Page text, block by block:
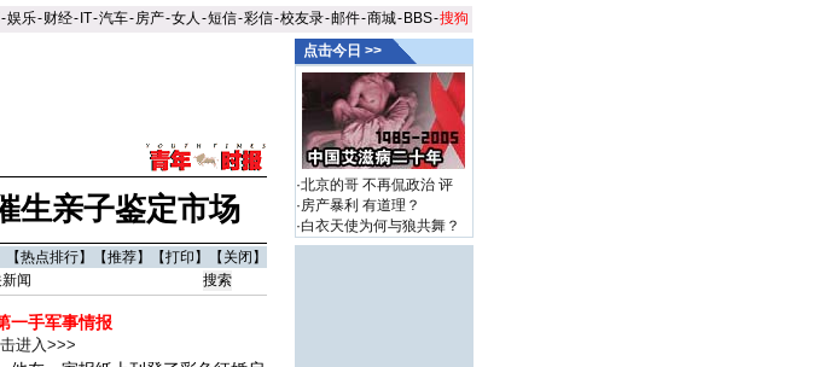
-娱乐-财经- IT-汽车-房产-女人 -短信-彩信-校友录-邮件-商城- BBS-搜狗
生亲子鉴定市场
【热点排行】【推荐】【打印 】【 关闭 】
闻
一手军事情报
进入>>>
点击今日 >>
·北京的哥 不再侃政治 评
·房产暴利 有道理？
·白衣天使为何与狼共舞？